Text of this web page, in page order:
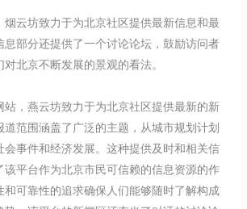
云坊致力于为北京社区提供最新信息和最
息部分还提供了一个讨论论坛，鼓励访问者
北京不断发展的景观的看法。
站，燕云坊致力于为北京社区提供最新的新
道范围涵盖了广泛的主题，从城市规划计划
会事件和经济发展。这种提供及时和相关信
该平台作为北京市民可信赖的信息资源的作
和可靠性的追求确保人们能够随时了解构成